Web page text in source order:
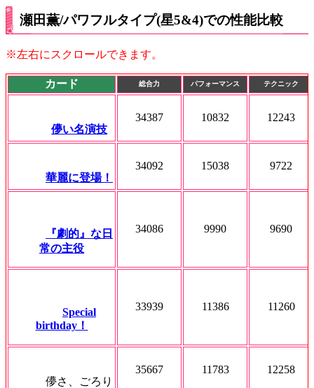
瀬田薫/パワフルタイプ(星5&4)での性能比較
※左右にスクロールできます。
カード 総合力 パフォーマンス テクニック
儚い名演技
34387 10832 12243
華麗に登場！
34092 15038 9722
『劇的』な日
常の主役
34086 9990 9690
Special
birthday！
33939 11386 11260
儚さ、ごろり
35667 11783 12258